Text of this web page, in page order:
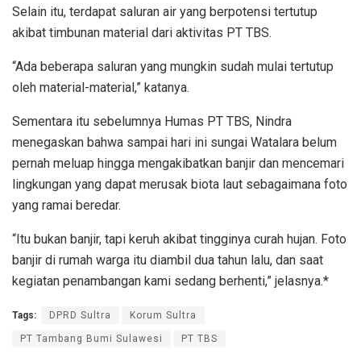
Selain itu, terdapat saluran air yang berpotensi tertutup
akibat timbunan material dari aktivitas PT TBS.
“Ada beberapa saluran yang mungkin sudah mulai tertutup
oleh material-material,” katanya.
Sementara itu sebelumnya Humas PT TBS, Nindra
menegaskan bahwa sampai hari ini sungai Watalara belum
pernah meluap hingga mengakibatkan banjir dan mencemari
lingkungan yang dapat merusak biota laut sebagaimana foto
yang ramai beredar.
“Itu bukan banjir, tapi keruh akibat tingginya curah hujan. Foto
banjir di rumah warga itu diambil dua tahun lalu, dan saat
kegiatan penambangan kami sedang berhenti,” jelasnya.*
Tags: DPRD Sultra Korum Sultra
PT Tambang Bumi Sulawesi PT TBS